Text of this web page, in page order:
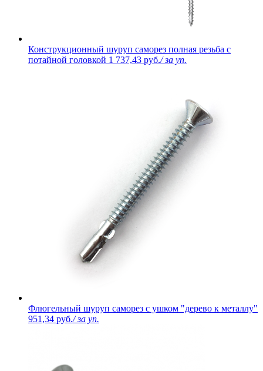
Конструкционный шуруп саморез полная резьба с
потайной головкой 1 737,43 руб./ за уп.
Флюгельный шуруп саморез с ушком "дерево к металлу"
951,34 руб./ за уп.